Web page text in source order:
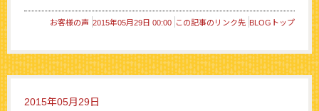
お客様の声 2015年05月29日 00:00 この記事のリンク先 BLOGトップ
2015年05月29日